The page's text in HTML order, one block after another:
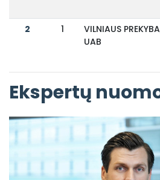
2 1
VILNIAUS
UAB
Ekspertų